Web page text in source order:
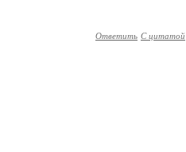
Ответить С цитатой